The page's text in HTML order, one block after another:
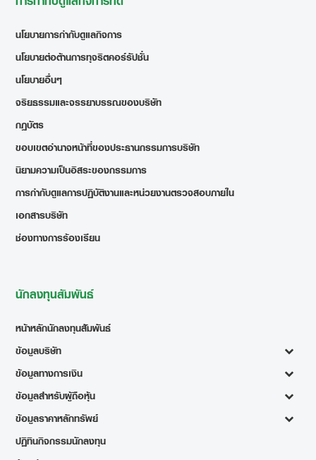
นโยบายการกำกับดูแลกิจการ
นโยบายต่อต้านการทุจริตคอร์รัปชั่น
นโยบายอื่นๆ
จริยธรรมและจรรยาบรรณของบริษัท
กฎบัตร
ขอบเขตอำนาจหน้าที่ของประธานกรรมการบริษัท
นิยามความเป็นอิสระของกรรมการ
การกำกับดูแลการปฏิบัติงานและหน่วยงานตรวจสอบภายใน
เอกสารบริษัท
ช่องทางการร้องเรียน
นักลงทุนสัมพันธ์
หน้าหลักนักลงทุนสัมพันธ์
ข้อมูลบริษัท
ข้อมูลทางการเงิน
ข้อมูลสำหรับผู้ถือหุ้น
ข้อมูลราคาหลักทรัพย์
ปฏิทินกิจกรรมนักลงทุน